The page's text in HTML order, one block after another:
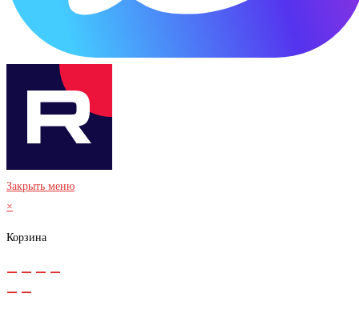
Закрыть меню
×
Корзина